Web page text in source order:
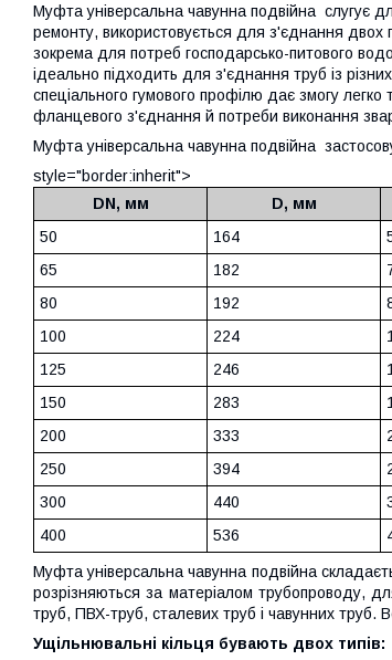
Муфта універсальна чавунна подвійна слугує
ремонту, використовується для з'єднання двох
зокрема для потреб господарсько-питового
ідеально підходить для з'єднання труб із
спеціального гумового профілю дає змогу легко
фланцевого з'єднання й потреби виконання
Муфта універсальна чавунна подвійна
style="border:inherit">
DN, мм
D, мм
50
164
65
182
80
192
100
224
125
246
150
283
200
333
250
394
300
440
400
536
Муфта універсальна чавунна подвійна
розрізняються за матеріалом трубопроводу,
труб, ПВХ-труб, сталевих труб і чавунних труб.
Ущільнювальні кільця бувають двох типів: